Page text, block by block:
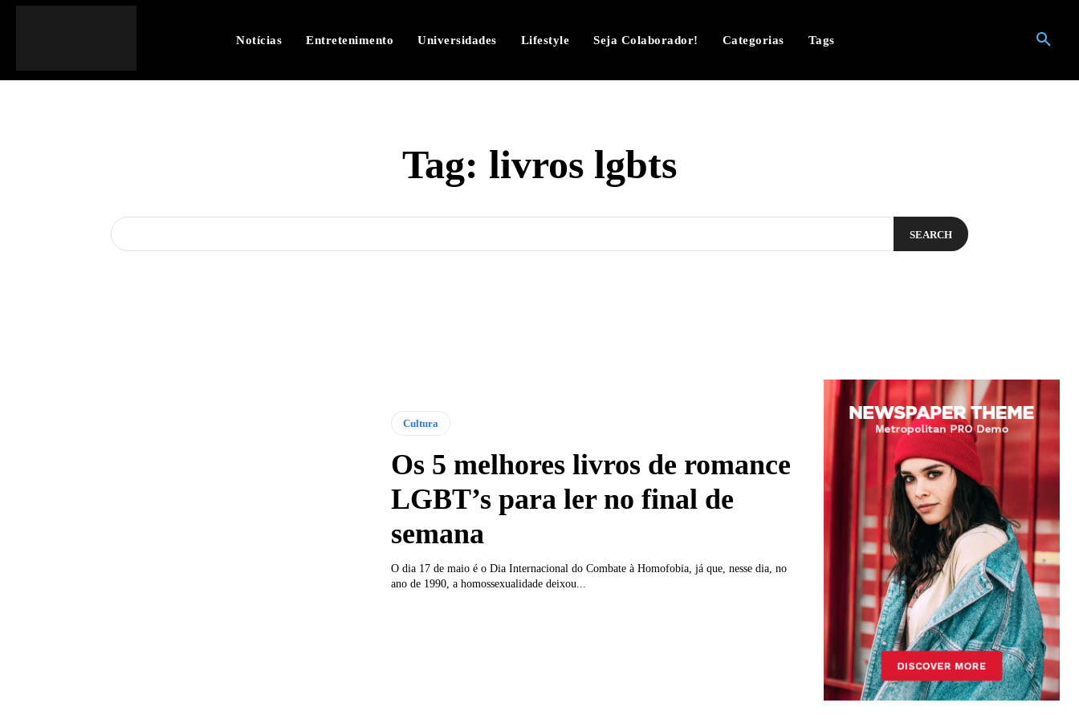
Notícias Entretenimento Universidades Lifestyle Seja Colaborador! Categorias Tags
Tag: livros lgbts
SEARCH
Cultura
Os 5 melhores livros de romance
LGBT’s para ler no final de
semana
O dia 17 de maio é o Dia Internacional do Combate à Homofobia, já que, nesse dia, no
ano de 1990, a homossexualidade deixou...